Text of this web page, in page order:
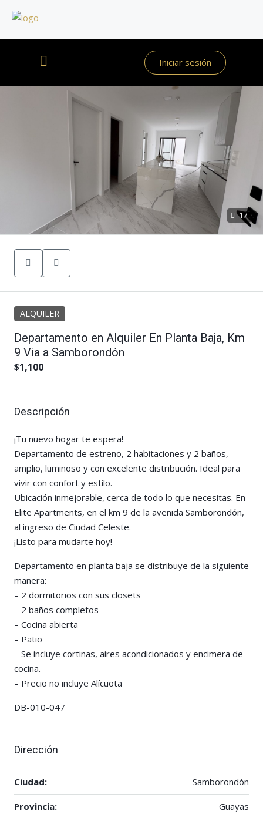
Iniciar sesión
17
ALQUILER
Departamento en Alquiler En Planta Baja, Km
9 Via a Samborondón
$1,100
Descripción
¡Tu nuevo hogar te espera!
Departamento de estreno, 2 habitaciones y 2 baños,
amplio, luminoso y con excelente distribución. Ideal para
vivir con confort y estilo.
Ubicación inmejorable, cerca de todo lo que necesitas. En
Elite Apartments, en el km 9 de la avenida Samborondón,
al ingreso de Ciudad Celeste.
¡Listo para mudarte hoy!
Departamento en planta baja se distribuye de la siguiente
manera:
– 2 dormitorios con sus closets
– 2 baños completos
– Cocina abierta
– Patio
– Se incluye cortinas, aires acondicionados y encimera de
cocina.
– Precio no incluye Alícuota
DB-010-047
Dirección
Ciudad: Samborondón
Provincia: Guayas